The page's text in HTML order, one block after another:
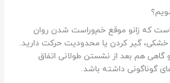
است که زانو موقع خم‌و‌راست شدن روان
گیر کردن یا محدودیت حرکت دارید.
هم بعد از نشستن طولانی اتفاق
گوناگونی داشته باشد.